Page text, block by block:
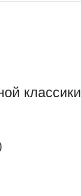
классики